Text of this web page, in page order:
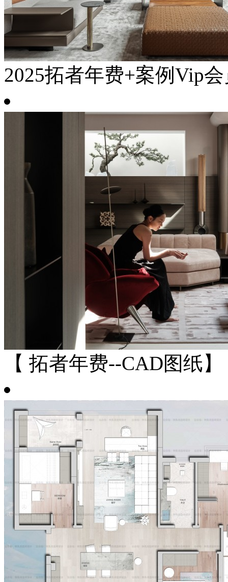
2025拓者年费+案例Vip
【 拓者年费--CAD图纸】